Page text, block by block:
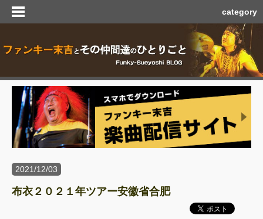
category
2021/12/03
布衣２０２１年ツアー安徽省合肥